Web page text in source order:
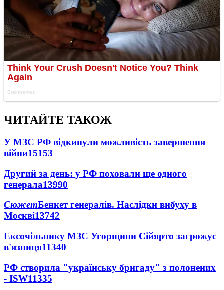
ЧИТАЙТЕ ТАКОЖ
У МЗС РФ відкинули можливість завершення
війни15153
Другий за день: у РФ поховали ще одного
генерала13990
СюжетБенкет генералів. Наслідки вибуху в
Москві13742
Ексочільнику МЗС Угорщини Сійярто загрожує
в'язниця11340
РФ створила "українську бригаду" з полонених
- ISW11335